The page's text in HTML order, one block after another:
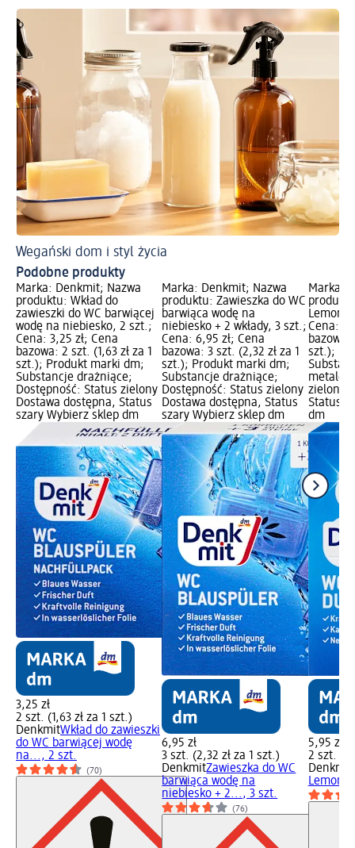
Wegański dom i styl życia
Podobne produkty
Marka: Denkmit; Nazwa
produktu: Wkład do
zawieszki do WC barwiącej
wodę na niebiesko, 2 szt.;
Cena: 3,25 zł; Cena
bazowa: 2 szt. (1,63 zł za 1
szt.); Produkt marki dm;
Substancje drażniące;
Dostępność: Status zielony
Dostawa dostępna, Status
szary Wybierz sklep dm
3,25 zł
2 szt. (1,63 zł za 1 szt.)
DenkmitWkład do zawieszki
do WC barwiącej wodę
na..., 2 szt.
(70)
Marka: Denkmit; Nazwa
produktu: Zawieszka do WC
barwiąca wodę na
niebiesko + 2 wkłady, 3 szt.;
Cena: 6,95 zł; Cena
bazowa: 3 szt. (2,32 zł za 1
szt.); Produkt marki dm;
Substancje drażniące;
Dostępność: Status zielony
Dostawa dostępna, Status
szary Wybierz sklep dm
6,95 zł
3 szt. (2,32 zł za 1 szt.)
DenkmitZawieszka do WC
barwiąca wodę na
niebiesko + 2..., 3 szt.
(76)
Marka:
Lemon
Cena:
bazowa:
szt.);
metale;
zielony
Status
dm
5,95 zł
2 szt.
Denkmit
Lemon